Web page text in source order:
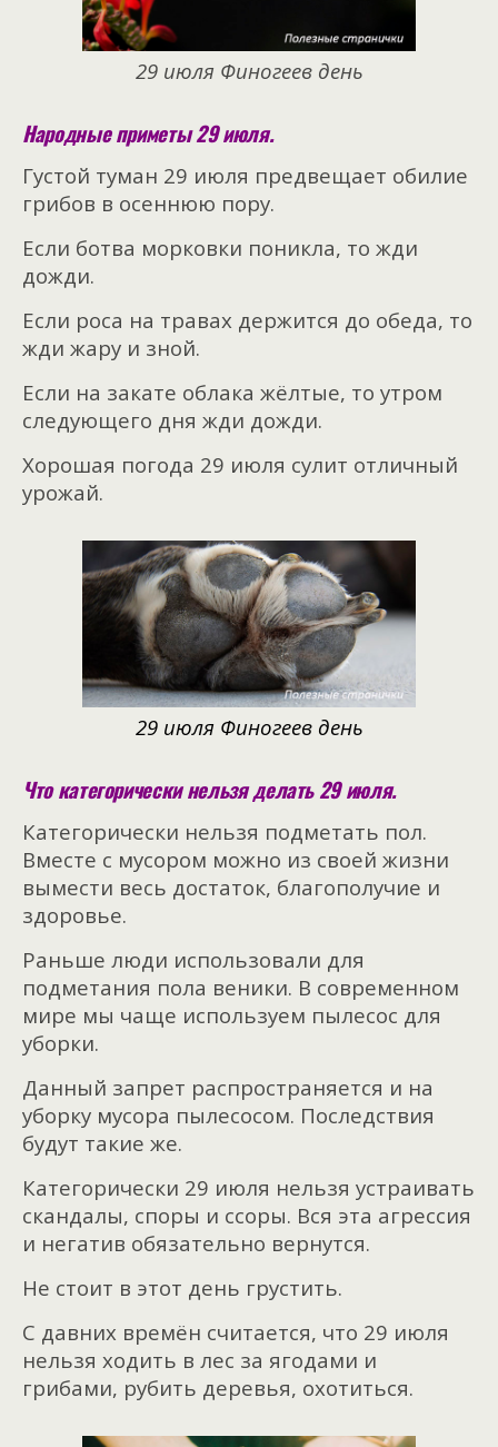
29 июля Финогеев день
Народные приметы 29 июля.
Густой туман 29 июля предвещает обилие
грибов в осеннюю пору.
Если ботва морковки поникла, то жди
дожди.
Если роса на травах держится до обеда, то
жди жару и зной.
Если на закате облака жёлтые, то утром
следующего дня жди дожди.
Хорошая погода 29 июля сулит отличный
урожай.
29 июля Финогеев день
Что категорически нельзя делать 29 июля.
Категорически нельзя подметать пол.
Вместе с мусором можно из своей жизни
вымести весь достаток, благополучие и
здоровье.
Раньше люди использовали для
подметания пола веники. В современном
мире мы чаще используем пылесос для
уборки.
Данный запрет распространяется и на
уборку мусора пылесосом. Последствия
будут такие же.
Категорически 29 июля нельзя устраивать
скандалы, споры и ссоры. Вся эта агрессия
и негатив обязательно вернутся.
Не стоит в этот день грустить.
С давних времён считается, что 29 июля
нельзя ходить в лес за ягодами и
грибами, рубить деревья, охотиться.